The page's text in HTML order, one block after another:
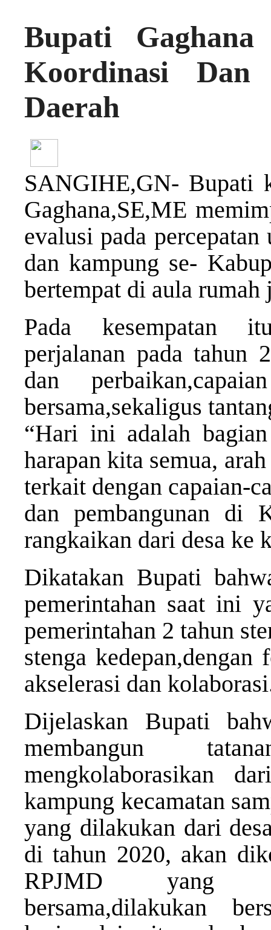
Bupati
Koordinasi Dan
Daerah
SANGIHE,GN- Bupati
Gaghana,SE,ME
evalusi pada
dan kampung se-
bertempat di aula
Pada kesempatan
perjalanan pada tahun
dan
bersama,sekaligus
“Hari ini adalah
harapan kita semua,
terkait dengan capaian-
dan pembangunan di
rangkaikan dari desa ke
Dikatakan Bupati
pemerintahan saat ini
pemerintahan 2 tahun
stenga
akselerasi dan
Dijelaskan Bupati
membangun
mengkolaborasikan
kampung kecamatan
yang dilakukan dari
di tahun 2020, akan
RPJMD yang
bersama,dilakukan